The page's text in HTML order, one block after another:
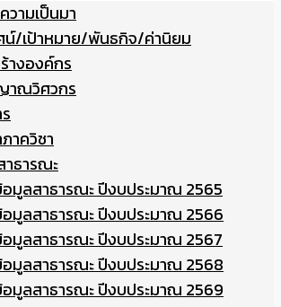
วามเป็นมา
น์/เป้าหมาย/พันธกิจ/ค่านิยม
างองค์กร
าณวิศวกร
าควิชา
ธารณะ
มูลสาธารณะ ปีงบประมาณ 2565
มูลสาธารณะ ปีงบประมาณ 2566
มูลสาธารณะ ปีงบประมาณ 2567
มูลสาธารณะ ปีงบประมาณ 2568
มูลสาธารณะ ปีงบประมาณ 2569